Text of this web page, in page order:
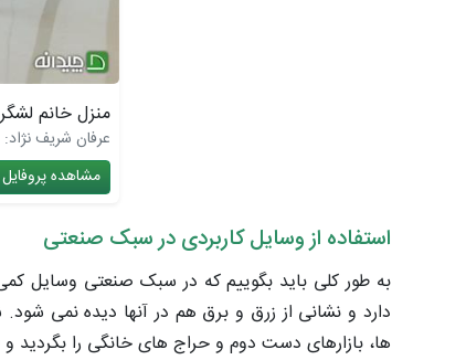
منزل خانم
عرفان شریف
مشاهده پروفایل
استفاده از وسایل کاربردی در سبک صنعتی
به طور کلی باید بگوییم که در سبک صنعتی وسایل
دارد و نشانی از زرق و برق هم در آنها دیده نمی
ها، بازارهای دست دوم و حراج ‌های خانگی را بگردید و